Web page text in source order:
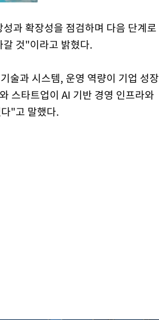
과 확장성을 점검하며 다음 단계로
갈 것"이라고 밝혔다.
술과 시스템, 운영 역량이 기업 성장
스타트업이 AI 기반 경영 인프라와
"고 말했다.